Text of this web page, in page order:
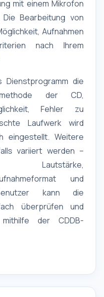
mit einem Mikrofon
Bearbeitung von
Aufnahmen
nach Ihrem
Dienstprogramm die
der CD,
Fehler zu
Laufwerk wird
eingestellt. Weitere
variiert werden –
Lautstärke,
und
kann die
überprüfen und
der CDDB-